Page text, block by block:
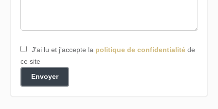
J’ai lu et j'accepte la politique de confidentialitéde
ce site
Envoyer